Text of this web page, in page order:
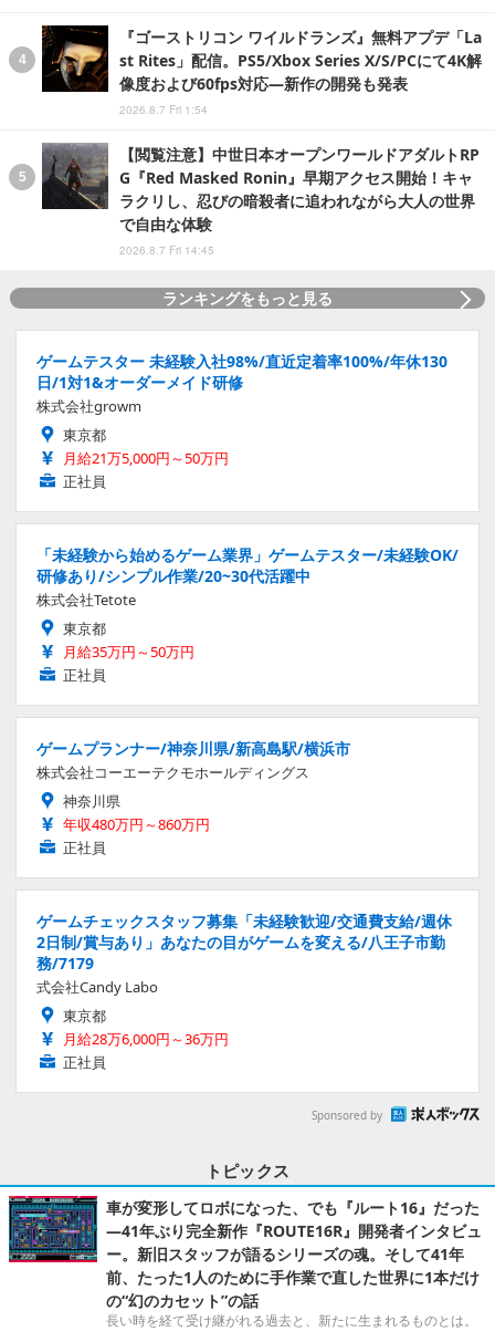
『ゴーストリコン ワイルドランズ』無料アプデ「La
st Rites」配信。PS5/Xbox Series X/S/PCにて4K解
像度および60fps対応―新作の開発も発表
2026.8.7 Fri 1:54
【閲覧注意】中世日本オープンワールドアダルトRP
G『Red Masked Ronin』早期アクセス開始！キャ
ラクリし、忍びの暗殺者に追われながら大人の世界
で自由な体験
2026.8.7 Fri 14:45
ランキングをもっと見る
ゲームテスター 未経験入社98%/直近定着率100%/年休130
日/1対1&オーダーメイド研修
株式会社growm
東京都
月給21万5,000円～50万円
正社員
「未経験から始めるゲーム業界」ゲームテスター/未経験OK/
研修あり/シンプル作業/20~30代活躍中
株式会社Tetote
東京都
月給35万円～50万円
正社員
ゲームプランナー/神奈川県/新高島駅/横浜市
株式会社コーエーテクモホールディングス
神奈川県
年収480万円～860万円
正社員
ゲームチェックスタッフ募集「未経験歓迎/交通費支給/週休
2日制/賞与あり」あなたの目がゲームを変える/八王子市勤
務/7179
式会社Candy Labo
東京都
月給28万6,000円～36万円
正社員
Sponsored by
トピックス
車が変形してロボになった、でも『ルート16』だった
―41年ぶり完全新作『ROUTE16R』開発者インタビュ
ー。新旧スタッフが語るシリーズの魂。そして41年
前、たった1人のために手作業で直した世界に1本だけ
の“幻のカセット”の話
長い時を経て受け継がれる過去と、新たに生まれるものとは。